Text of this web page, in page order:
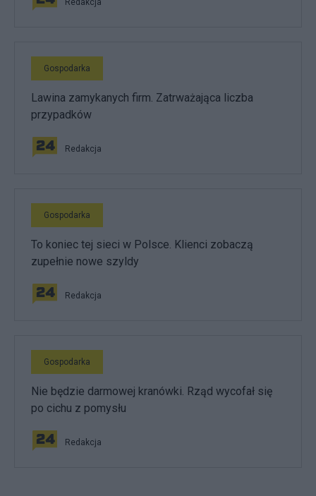
Redakcja
Gospodarka
Lawina zamykanych firm. Zatrważająca liczba
przypadków
Redakcja
Gospodarka
To koniec tej sieci w Polsce. Klienci zobaczą
zupełnie nowe szyldy
Redakcja
Gospodarka
Nie będzie darmowej kranówki. Rząd wycofał się
po cichu z pomysłu
Redakcja